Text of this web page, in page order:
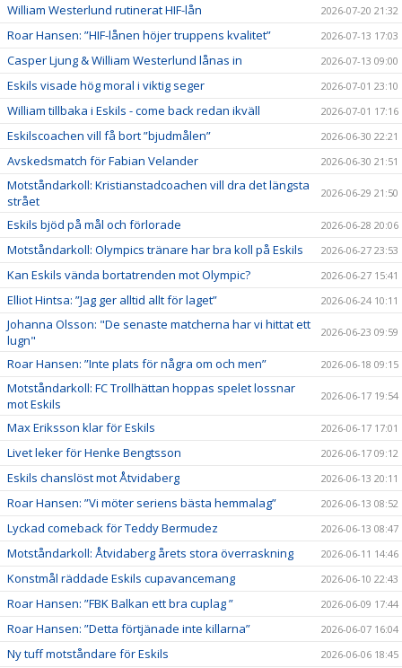
William Westerlund rutinerat HIF-lån 2026-07-20 21:32
Roar Hansen: ”HIF-lånen höjer truppens kvalitet” 2026-07-13 17:03
Casper Ljung & William Westerlund lånas in 2026-07-13 09:00
Eskils visade hög moral i viktig seger 2026-07-01 23:10
William tillbaka i Eskils - come back redan ikväll 2026-07-01 17:16
Eskilscoachen vill få bort ”bjudmålen” 2026-06-30 22:21
Avskedsmatch för Fabian Velander 2026-06-30 21:51
Motståndarkoll: Kristianstadcoachen vill dra det längsta
strået
2026-06-29 21:50
Eskils bjöd på mål och förlorade 2026-06-28 20:06
Motståndarkoll: Olympics tränare har bra koll på Eskils 2026-06-27 23:53
Kan Eskils vända bortatrenden mot Olympic? 2026-06-27 15:41
Elliot Hintsa: ”Jag ger alltid allt för laget” 2026-06-24 10:11
Johanna Olsson: "De senaste matcherna har vi hittat ett
lugn"
2026-06-23 09:59
Roar Hansen: ”Inte plats för några om och men” 2026-06-18 09:15
Motståndarkoll: FC Trollhättan hoppas spelet lossnar
mot Eskils
2026-06-17 19:54
Max Eriksson klar för Eskils 2026-06-17 17:01
Livet leker för Henke Bengtsson 2026-06-17 09:12
Eskils chanslöst mot Åtvidaberg 2026-06-13 20:11
Roar Hansen: ”Vi möter seriens bästa hemmalag” 2026-06-13 08:52
Lyckad comeback för Teddy Bermudez 2026-06-13 08:47
Motståndarkoll: Åtvidaberg årets stora överraskning 2026-06-11 14:46
Konstmål räddade Eskils cupavancemang 2026-06-10 22:43
Roar Hansen: ”FBK Balkan ett bra cuplag ” 2026-06-09 17:44
Roar Hansen: ”Detta förtjänade inte killarna” 2026-06-07 16:04
Ny tuff motståndare för Eskils 2026-06-06 18:45